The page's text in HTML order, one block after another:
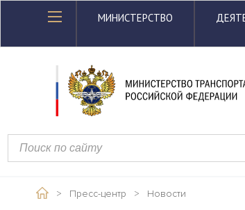
МИНИСТЕРСТВО
> Пресс-центр > Новости